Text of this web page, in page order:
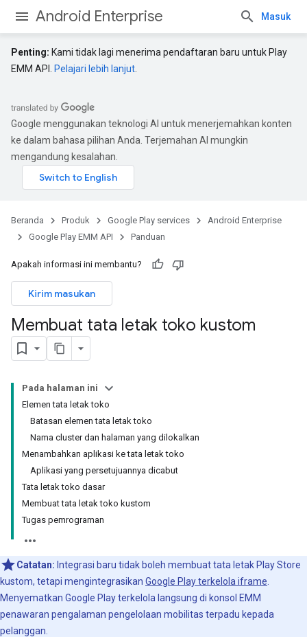
Android Enterprise Masuk
Penting: Kami tidak lagi menerima pendaftaran baru untuk Play
EMM API.
Pelajari lebih lanjut
Google menggunakan teknologi AI untuk menerjemahkan konten
ke dalam bahasa pilihan Anda. Terjemahan AI mungkin
mengandung kesalahan.
Beranda Produk Google Play services
Android Enterprise
Google Play EMM API
Panduan
Apakah informasi ini membantu?
Kirim masukan
Membuat tata letak toko kustom
Pada halaman ini
Elemen tata letak toko
Batasan elemen tata letak toko
Nama cluster dan halaman yang dilokalkan
Menambahkan aplikasi ke tata letak toko
Aplikasi yang persetujuannya dicabut
Tata letak toko dasar
Membuat tata letak toko kustom
Tugas pemrograman
Catatan: Integrasi baru tidak boleh membuat tata letak Play Store
kustom, tetapi mengintegrasikan Google Play terkelola iframe
Menyematkan Google Play terkelola langsung di konsol EMM
penawaran pengalaman pengelolaan mobilitas terpadu kepada
pelanggan.